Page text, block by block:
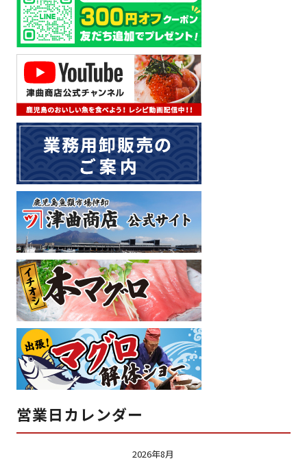
営業日カレンダー
2026年8月